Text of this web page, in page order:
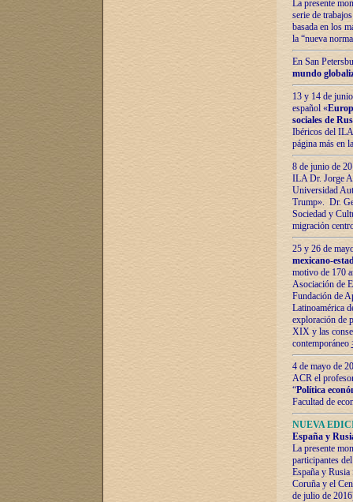
La presente
serie de
basada en los
la “nueva
En San
mundo
13 y 14 de
español «
sociales de
Ibéricos del ILA
página más en
8 de junio de
ILA Dr. Jorge
Universidad
Trump». Dr.
Sociedad y
migración
25 y 26 de
mexicano-
motivo de 170
Asociación de
Fundación de
Latinoamérica
exploración de
XIX y las
contemporáneo
4 de mayo de
ACR el
“Política
Facultad de
NUEVA
España y
La presente
participantes
España y
Coruña y el
de julio de